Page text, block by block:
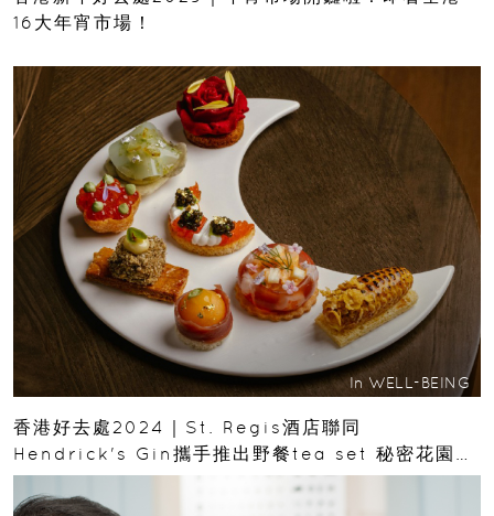
16大年宵市場！
In WELL-BEING
香港好去處2024｜St. Regis酒店聯同
Hendrick's Gin攜手推出野餐tea set 秘密花園美
美打卡